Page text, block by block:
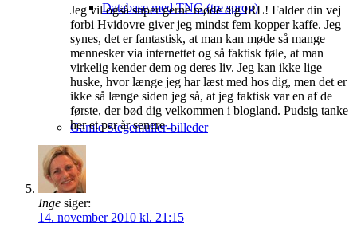
Database med TNG (tre sprog)
Gamle Stegemüller-billeder
Jeg vil også super gerne møde dig IRL! Falder din vej
forbi Hvidovre giver jeg mindst fem kopper kaffe. Jeg
synes, det er fantastisk, at man kan møde så mange
mennesker via internettet og så faktisk føle, at man
virkelig kender dem og deres liv. Jeg kan ikke lige
huske, hvor længe jeg har læst med hos dig, men det er
ikke så længe siden jeg så, at jeg faktisk var en af de
første, der bød dig velkommen i blogland. Pudsig tanke
her et par år senere…
Inge siger:
14. november 2010 kl. 21:15